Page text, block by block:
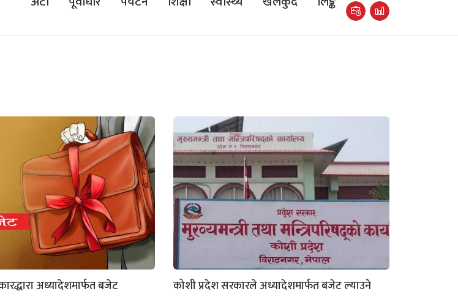
अध्यादेशमार्फत बजेट कोशी प्रदेश सरकारले अध्यादेशमार्फत बजेट ल्याउने